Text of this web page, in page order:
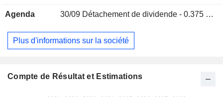
Amérique latine), l’EMEIA (Europe, Moyen-Orient, Inde et
l’Australie et la Nouvelle-Zélande). Elle propose une gamme
variée de services professionnels tout au long des phases
de gestion de projets et de programmes, de conception, de
Agenda 30/09 Détachement de dividende - 0.375 CAD
Plus d'informations sur la société
Compte de Résultat et Estimations